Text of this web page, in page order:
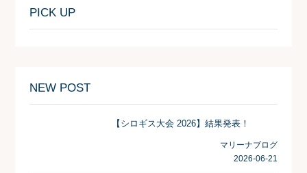
PICK UP
NEW POST
【シロギス大会 2026】結果発表！
マリーナブログ
2026-06-21